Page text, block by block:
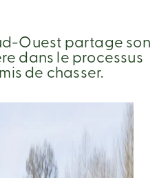
Ouest partage son
dans le processus
de chasser.